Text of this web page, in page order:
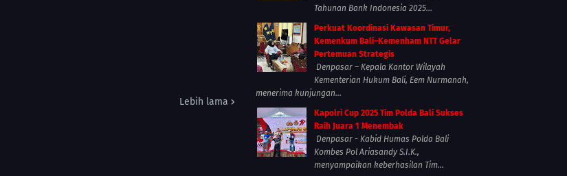
Lebih lama
Tahunan Bank Indonesia 2025...
Perkuat Koordinasi Kawasan Timur,
Kemenkum Bali–Kemenham NTT Gelar
Pertemuan Strategis
Denpasar – Kepala Kantor Wilayah
Kementerian Hukum Bali, Eem Nurmanah,
menerima kunjungan...
Kapolri Cup 2025 Tim Polda Bali Sukses
Raih Juara 1 Menembak
Denpasar - Kabid Humas Polda Bali
Kombes Pol Ariasandy S.I.K.,
menyampaikan keberhasilan Tim...